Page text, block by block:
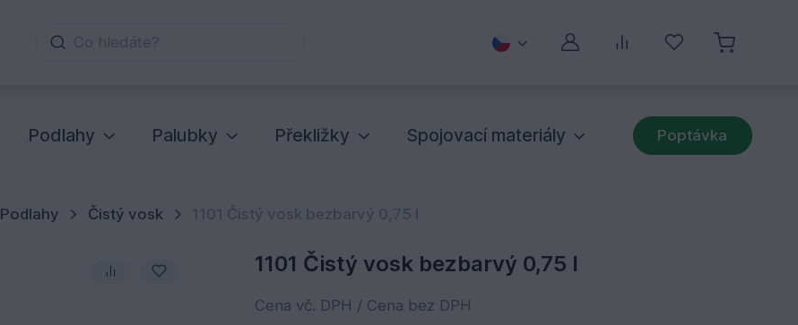
Co hledáte? Můj účetPorovnávání
Oblíbené
Podlahy Palubky Překližky Spojovací materiály Poptávka
Podlahy Čistý vosk 1101 Čistý vosk bezbarvý 0,75 l
1101 Čistý vosk bezbarvý 0,75 l
Cena vč. DPH / Cena bez DPH